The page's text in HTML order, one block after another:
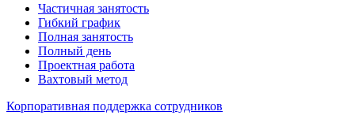
Частичная занятость
Гибкий график
Полная занятость
Полный день
Проектная работа
Вахтовый метод
Корпоративная поддержка сотрудников